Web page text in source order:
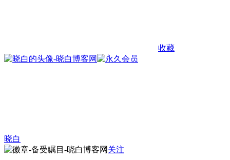
收藏
晓白
关注